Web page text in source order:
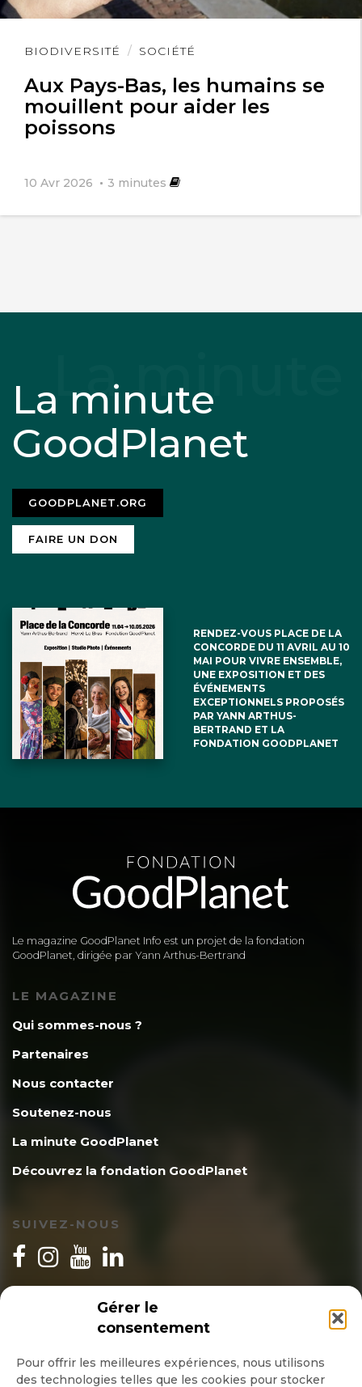
Gérer le
consentement
Pour offrir les meilleures expériences, nous utilisons
des technologies telles que les cookies pour stocker
BIODIVERSITÉ SOCIÉTÉ
Aux Pays-Bas, les humains se
mouillent pour aider les
poissons
10 Avr 2026 3 minutes
Lire
La minute
GoodPlanet
GOODPLANET.ORG
FAIRE UN DON
RENDEZ-VOUS PLACE DE LA
CONCORDE DU 11 AVRIL AU 10
MAI POUR VIVRE ENSEMBLE,
UNE EXPOSITION ET DES
ÉVÉNEMENTS
EXCEPTIONNELS PROPOSÉS
PAR YANN ARTHUS-
BERTRAND ET LA
FONDATION GOODPLANET
Le magazine GoodPlanet Info est un projet de la fondation
GoodPlanet, dirigée par Yann Arthus-Bertrand
LE MAGAZINE
Qui sommes-nous ?
Partenaires
Nous contacter
Soutenez-nous
La minute GoodPlanet
Découvrez la fondation GoodPlanet
SUIVEZ-NOUS
INSCRIPTION NEWSLETTER